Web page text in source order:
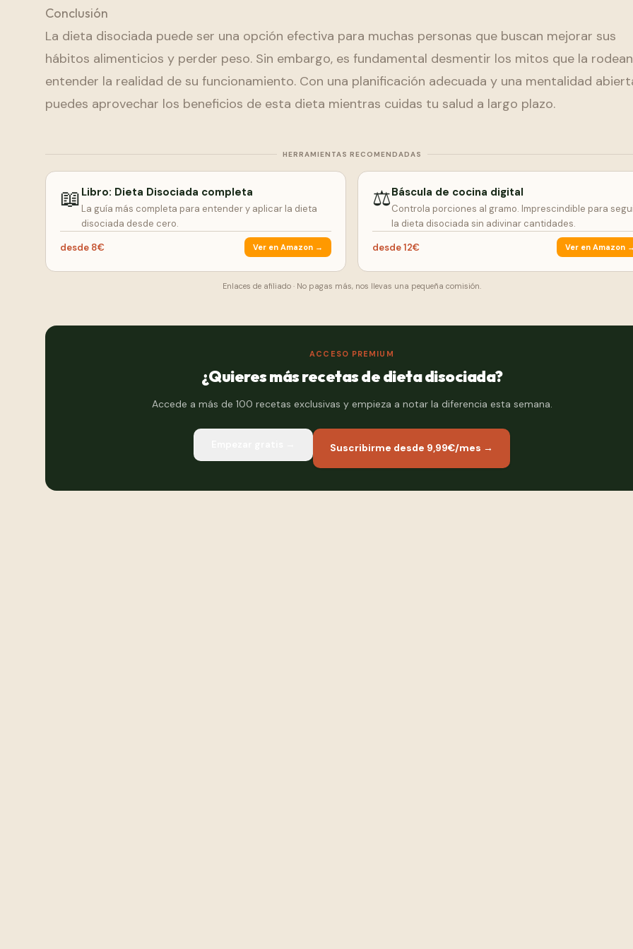
Conclusión
La dieta disociada puede ser una opción efectiva para muchas personas que buscan mejorar sus
hábitos alimenticios y perder peso. Sin embargo, es fundamental desmentir los mitos que la
entender la realidad de su funcionamiento. Con una planificación adecuada y una mentalidad
puedes aprovechar los beneficios de esta dieta mientras cuidas tu salud a largo plazo.
HERRAMIENTAS RECOMENDADAS
📖 Libro: Dieta Disociada completa
La guía más completa para entender y aplicar la dieta
disociada desde cero.
desde 8€
Ver en Amazon →
⚖️Báscula de cocina digital
Controla porciones al gramo. Imprescindible para
la dieta disociada sin adivinar cantidades.
desde 12€
Ver en Amazon →
Enlaces de afiliado · No pagas más, nos llevas una pequeña comisión.
ACCESO PREMIUM
¿Quieres más recetas de dieta disociada?
Accede a más de 100 recetas exclusivas y empieza a notar la diferencia esta semana.
Suscribirme desde 9,99€/mes →